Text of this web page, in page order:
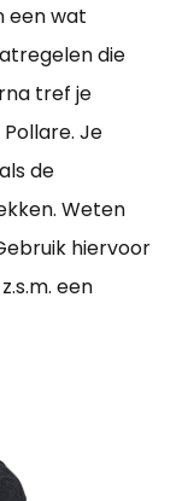
een wat
die
tref je
Je
de
Weten
hiervoor
een